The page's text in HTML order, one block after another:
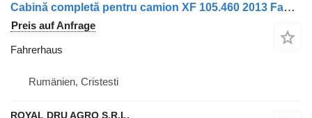
Cabină completă pentru camion XF 105.460 2013 Fahrerhaus für DAF XF 105 460 LKW
Preis auf Anfrage
Fahrerhaus
Rumänien, Cristesti
ROYAL DRU AGRO S.R.L.